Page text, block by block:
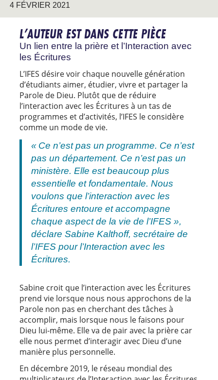
4 FÉVRIER 2021
L’AUTEUR EST DANS CETTE PIÈCE
Un lien entre la prière et l’Interaction avec
les Écritures
L’IFES désire voir chaque nouvelle génération
d’étudiants aimer, étudier, vivre et partager la
Parole de Dieu. Plutôt que de réduire
l’interaction avec les Écritures à un tas de
programmes et d’activités, l’IFES le considère
comme un mode de vie.
« Ce n’est pas un programme. Ce n’est
pas un département. Ce n’est pas un
ministère. Elle est beaucoup plus
essentielle et fondamentale. Nous
voulons que l’interaction avec les
Écritures entoure et accompagne
chaque aspect de la vie de l’IFES »,
déclare Sabine Kalthoff, secrétaire de
l’IFES pour l’Interaction avec les
Écritures.
Sabine croit que l’interaction avec les Écritures
prend vie lorsque nous nous approchons de la
Parole non pas en cherchant des tâches à
accomplir, mais lorsque nous le faisons pour
Dieu lui-même. Elle va de pair avec la prière car
elle nous permet d’interagir avec Dieu d’une
manière plus personnelle.
En décembre 2019, le réseau mondial des